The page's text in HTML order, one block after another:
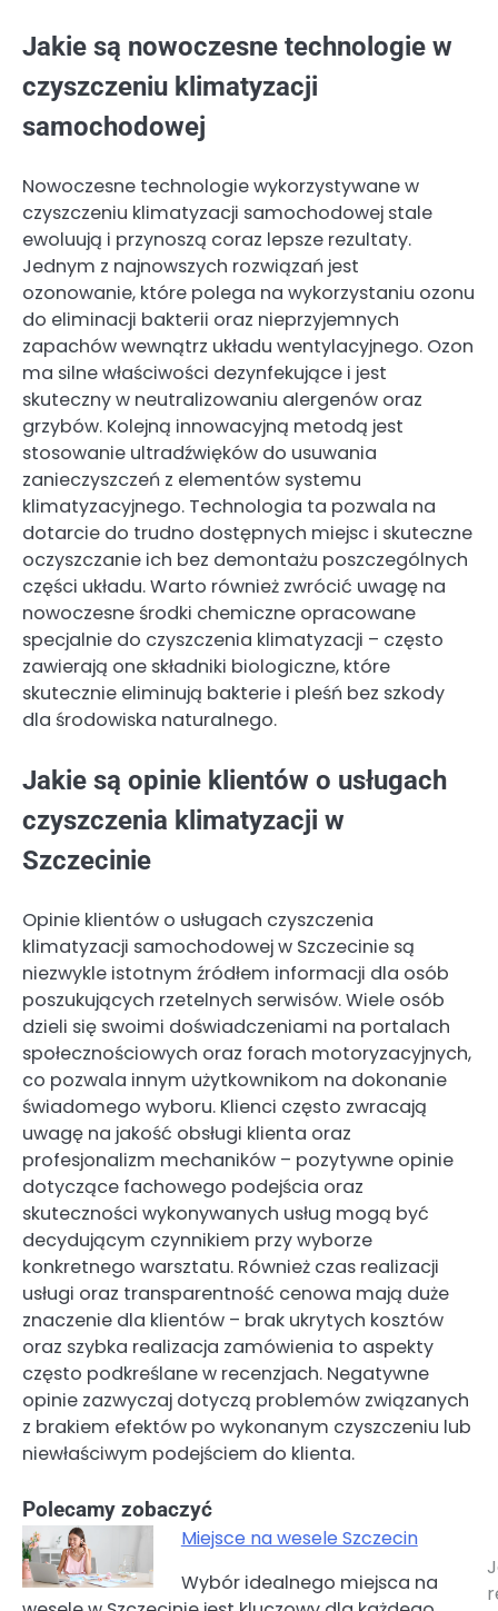
Jakie są nowoczesne technologie w
czyszczeniu klimatyzacji
samochodowej
Nowoczesne technologie wykorzystywane w
czyszczeniu klimatyzacji samochodowej stale
ewoluują i przynoszą coraz lepsze rezultaty.
Jednym z najnowszych rozwiązań jest
ozonowanie, które polega na wykorzystaniu ozonu
do eliminacji bakterii oraz nieprzyjemnych
zapachów wewnątrz układu wentylacyjnego. Ozon
ma silne właściwości dezynfekujące i jest
skuteczny w neutralizowaniu alergenów oraz
grzybów. Kolejną innowacyjną metodą jest
stosowanie ultradźwięków do usuwania
zanieczyszczeń z elementów systemu
klimatyzacyjnego. Technologia ta pozwala na
dotarcie do trudno dostępnych miejsc i skuteczne
oczyszczanie ich bez demontażu poszczególnych
części układu. Warto również zwrócić uwagę na
nowoczesne środki chemiczne opracowane
specjalnie do czyszczenia klimatyzacji – często
zawierają one składniki biologiczne, które
skutecznie eliminują bakterie i pleśń bez szkody
dla środowiska naturalnego.
Jakie są opinie klientów o usługach
czyszczenia klimatyzacji w
Szczecinie
Opinie klientów o usługach czyszczenia
klimatyzacji samochodowej w Szczecinie są
niezwykle istotnym źródłem informacji dla osób
poszukujących rzetelnych serwisów. Wiele osób
dzieli się swoimi doświadczeniami na portalach
społecznościowych oraz forach motoryzacyjnych,
co pozwala innym użytkownikom na dokonanie
świadomego wyboru. Klienci często zwracają
uwagę na jakość obsługi klienta oraz
profesjonalizm mechaników – pozytywne opinie
dotyczące fachowego podejścia oraz
skuteczności wykonywanych usług mogą być
decydującym czynnikiem przy wyborze
konkretnego warsztatu. Również czas realizacji
usługi oraz transparentność cenowa mają duże
znaczenie dla klientów – brak ukrytych kosztów
oraz szybka realizacja zamówienia to aspekty
często podkreślane w recenzjach. Negatywne
opinie zazwyczaj dotyczą problemów związanych
z brakiem efektów po wykonanym czyszczeniu lub
niewłaściwym podejściem do klienta.
Polecamy zobaczyć
Miejsce na wesele Szczecin
Wybór idealnego miejsca na
Nawigacja